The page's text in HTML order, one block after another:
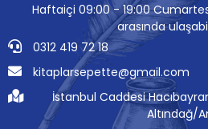
Haftaiçi 09:00 - 19:00
arasında
0312 419 72 18
kitaplarsepette@gmail.com
İstanbul Caddesi
Altındağ/